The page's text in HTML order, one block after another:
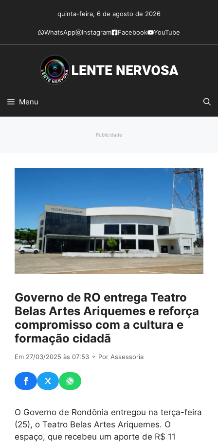
conteúdo
quinta-feira, 6 de agosto de 2026
WhatsApp Instagram Facebook YouTube
Menu
Publicidade
Governo de RO entrega Teatro
Belas Artes Ariquemes e reforça
compromisso com a cultura e
formação cidadã
Em 27/03/2025 às 07:53 ⚬ Por Assessoria
O Governo de Rondônia entregou na terça-feira
(25), o Teatro Belas Artes Ariquemes. O
espaço, que recebeu um aporte de R$ 11